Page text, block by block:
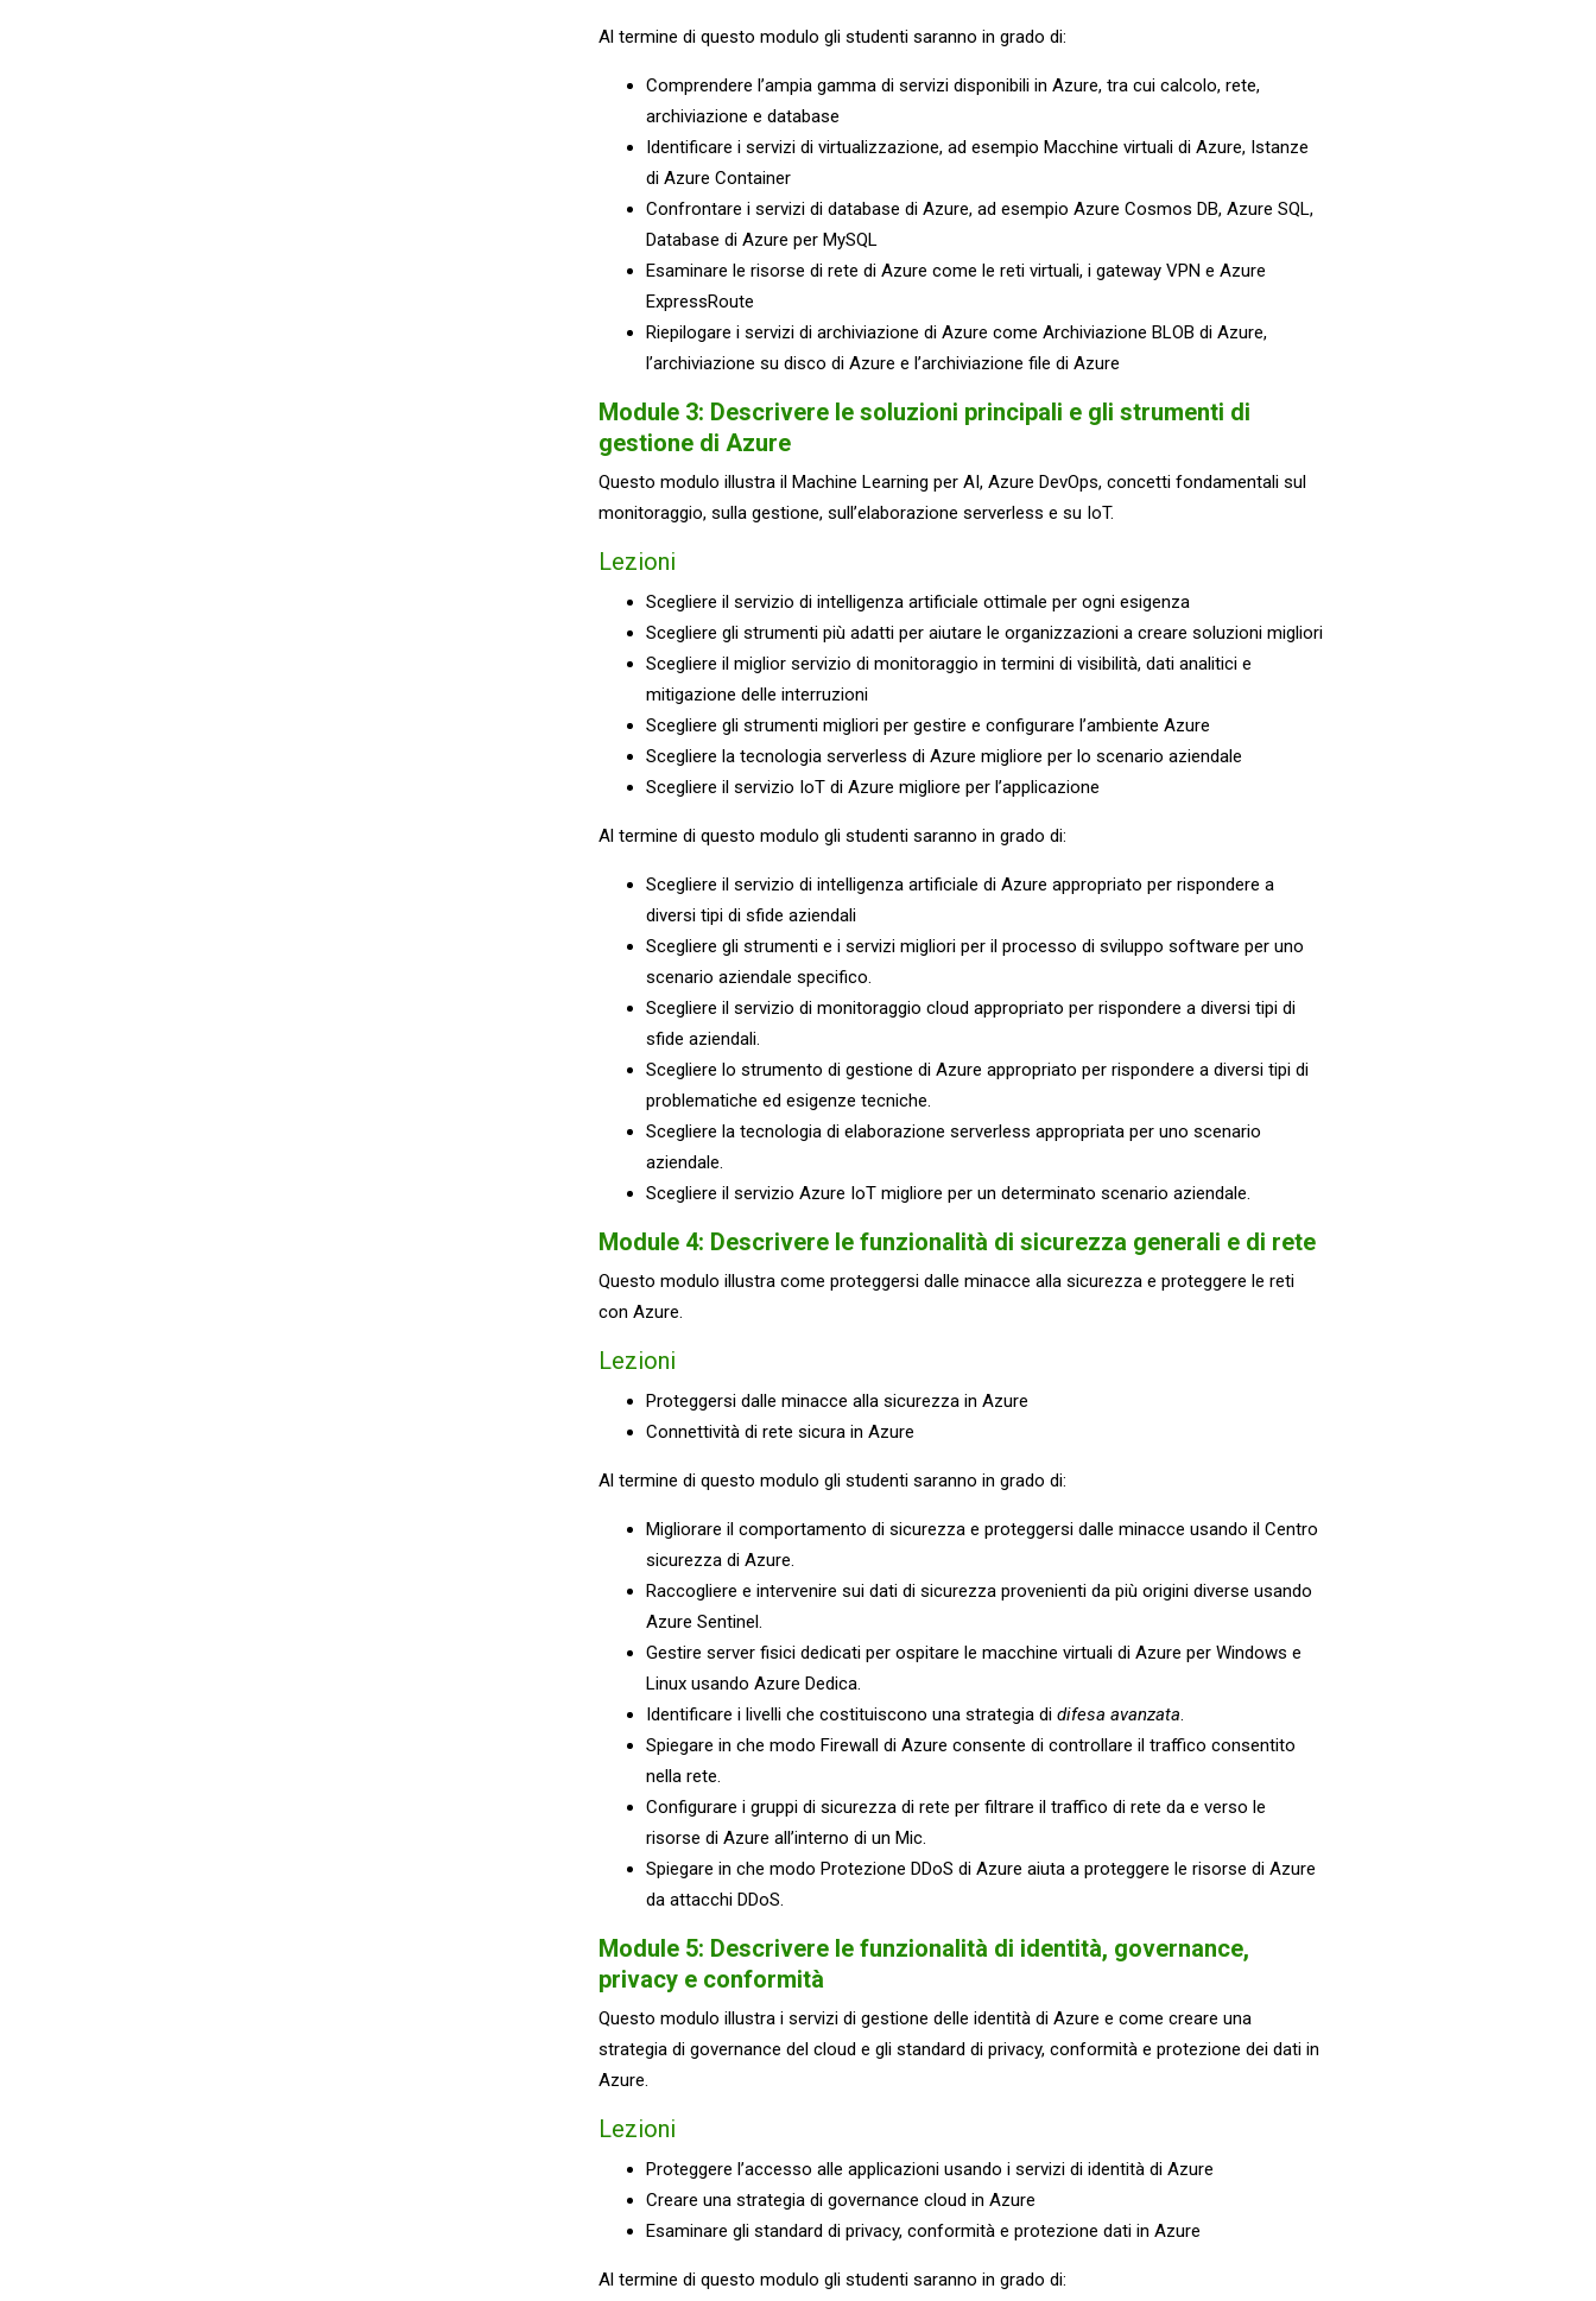
Al termine di questo modulo gli studenti saranno in grado di:
Comprendere l’ampia gamma di servizi disponibili in Azure, tra cui calcolo, rete,
archiviazione e database
Identificare i servizi di virtualizzazione, ad esempio Macchine virtuali di Azure, Istanze
di Azure Container
Confrontare i servizi di database di Azure, ad esempio Azure Cosmos DB, Azure SQL,
Database di Azure per MySQL
Esaminare le risorse di rete di Azure come le reti virtuali, i gateway VPN e Azure
ExpressRoute
Riepilogare i servizi di archiviazione di Azure come Archiviazione BLOB di Azure,
l’archiviazione su disco di Azure e l’archiviazione file di Azure
Module 3: Descrivere le soluzioni principali e gli strumenti di
gestione di Azure
Questo modulo illustra il Machine Learning per AI, Azure DevOps, concetti fondamentali sul
monitoraggio, sulla gestione, sull’elaborazione serverless e su IoT.
Lezioni
Scegliere il servizio di intelligenza artificiale ottimale per ogni esigenza
Scegliere gli strumenti più adatti per aiutare le organizzazioni a creare soluzioni migliori
Scegliere il miglior servizio di monitoraggio in termini di visibilità, dati analitici e
mitigazione delle interruzioni
Scegliere gli strumenti migliori per gestire e configurare l’ambiente Azure
Scegliere la tecnologia serverless di Azure migliore per lo scenario aziendale
Scegliere il servizio IoT di Azure migliore per l’applicazione
Al termine di questo modulo gli studenti saranno in grado di:
Scegliere il servizio di intelligenza artificiale di Azure appropriato per rispondere a
diversi tipi di sfide aziendali
Scegliere gli strumenti e i servizi migliori per il processo di sviluppo software per uno
scenario aziendale specifico.
Scegliere il servizio di monitoraggio cloud appropriato per rispondere a diversi tipi di
sfide aziendali.
Scegliere lo strumento di gestione di Azure appropriato per rispondere a diversi tipi di
problematiche ed esigenze tecniche.
Scegliere la tecnologia di elaborazione serverless appropriata per uno scenario
aziendale.
Scegliere il servizio Azure IoT migliore per un determinato scenario aziendale.
Module 4: Descrivere le funzionalità di sicurezza generali e di rete
Questo modulo illustra come proteggersi dalle minacce alla sicurezza e proteggere le reti
con Azure.
Lezioni
Proteggersi dalle minacce alla sicurezza in Azure
Connettività di rete sicura in Azure
Al termine di questo modulo gli studenti saranno in grado di:
Migliorare il comportamento di sicurezza e proteggersi dalle minacce usando il Centro
sicurezza di Azure.
Raccogliere e intervenire sui dati di sicurezza provenienti da più origini diverse usando
Azure Sentinel.
Gestire server fisici dedicati per ospitare le macchine virtuali di Azure per Windows e
Linux usando Azure Dedica.
Identificare i livelli che costituiscono una strategia di difesa avanzata
Spiegare in che modo Firewall di Azure consente di controllare il traffico consentito
nella rete.
Configurare i gruppi di sicurezza di rete per filtrare il traffico di rete da e verso le
risorse di Azure all’interno di un Mic.
Spiegare in che modo Protezione DDoS di Azure aiuta a proteggere le risorse di Azure
da attacchi DDoS.
Module 5: Descrivere le funzionalità di identità, governance,
privacy e conformità
Questo modulo illustra i servizi di gestione delle identità di Azure e come creare una
strategia di governance del cloud e gli standard di privacy, conformità e protezione dei dati in
Azure.
Lezioni
Proteggere l’accesso alle applicazioni usando i servizi di identità di Azure
Creare una strategia di governance cloud in Azure
Esaminare gli standard di privacy, conformità e protezione dati in Azure
Al termine di questo modulo gli studenti saranno in grado di: